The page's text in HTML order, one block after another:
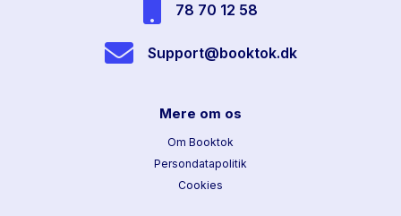
78 70 12 58
Support@booktok.dk
Mere om os
Om Booktok
Persondatapolitik
Cookies